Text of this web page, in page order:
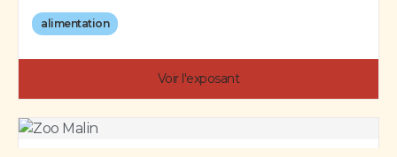
alimentation
Voir l'exposant